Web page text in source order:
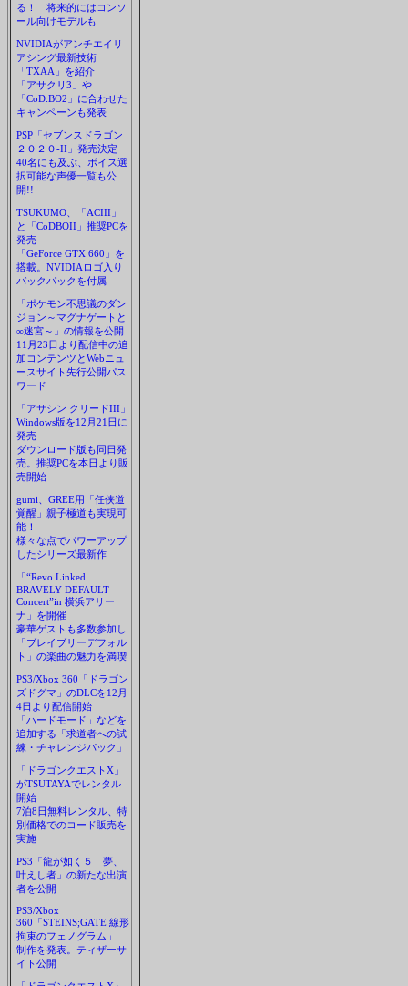
る！ 将来的にはコンソ
ール向けモデルも
NVIDIAがアンチエイリ
アシング最新技術
「TXAA」を紹介
「アサクリ3」や
「CoD:BO2」に合わせた
キャンペーンも発表
PSP「セブンスドラゴン
２０２０-II」発売決定
40名にも及ぶ、ボイス選
択可能な声優一覧も公
開!!
TSUKUMO、「ACIII」
と「CoDBOII」推奨PCを
発売
「GeForce GTX 660」を
搭載。NVIDIAロゴ入り
バックパックを付属
「ポケモン不思議のダン
ジョン～マグナゲートと
∞迷宮～」の情報を公開
11月23日より配信中の追
加コンテンツとWebニュ
ースサイト先行公開パス
ワード
「アサシン クリードIII」
Windows版を12月21日に
発売
ダウンロード版も同日発
売。推奨PCを本日より販
売開始
gumi、GREE用「任侠道
覚醒」親子極道も実現可
能！
様々な点でパワーアップ
したシリーズ最新作
「“Revo Linked
BRAVELY DEFAULT
Concert”in 横浜アリー
ナ」を開催
豪華ゲストも多数参加し
「ブレイブリーデフォル
ト」の楽曲の魅力を満喫
PS3/Xbox 360「ドラゴン
ズドグマ」のDLCを12月
4日より配信開始
「ハードモード」などを
追加する「求道者への試
練・チャレンジパック」
「ドラゴンクエストX」
がTSUTAYAでレンタル
開始
7泊8日無料レンタル、特
別価格でのコード販売を
実施
PS3「龍が如く５ 夢、
叶えし者」の新たな出演
者を公開
PS3/Xbox
360「STEINS;GATE 線形
拘束のフェノグラム」
制作を発表。ティザーサ
イト公開